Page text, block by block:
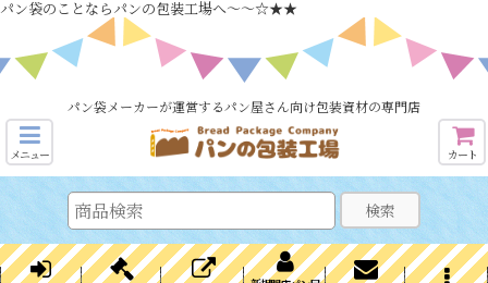
パン袋のことならパンの包装工場へ～～☆★★
パン袋メーカーが運営するパン屋さん向け包装資材の専門店
メニュー カート
検索